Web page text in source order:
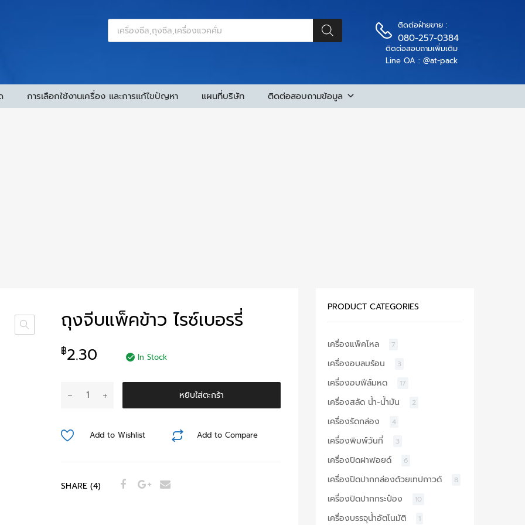
ติดต่อฝ่ายขาย :
080-257-0384
ติดต่อสอบถามเพิ่มเติม
Line OA : @at-pack
การเลือกใช้งานเครื่อง และการแก้ไขปัญหา แผนที่บริษัท ติดต่อสอบถามข้อมูล
ถุงจีบแพ็คข้าว ไรซ์เบอรรี่
฿2.30 In Stock
หยิบใส่ตะกร้า
Add to Compare
Add to Wishlist
SHARE (4)
PRODUCT CATEGORIES
เครื่องแพ็คโหล 7
เครื่องอบลมร้อน 3
เครื่องอบฟีล์มหด 17
เครื่องสลัด น้ำ-น้ำมัน 2
เครื่องรัดกล่อง 4
เครื่องพิมพ์วันที่ 3
เครื่องปิดฝาฟอยด์ 6
เครื่องปิดปากกล่องด้วยเทปกาวด์ 8
เครื่องปิดปากกระป๋อง 10
เครื่องบรรจุน้ำอัตโนมัติ 1